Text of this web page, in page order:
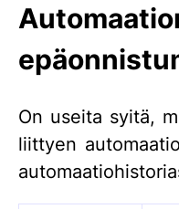
On useita syitä,
liittyen